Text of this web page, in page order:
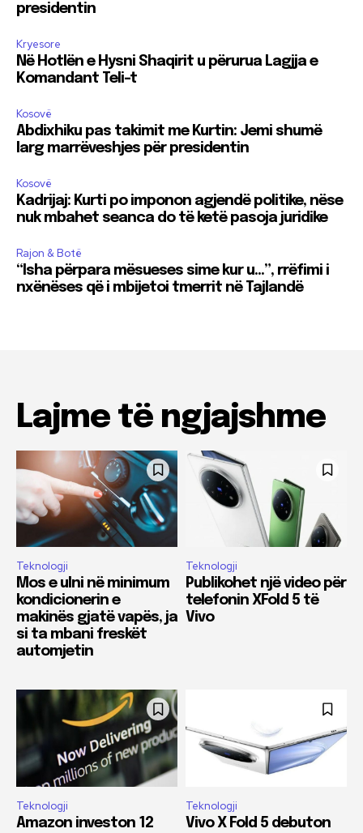
presidentin
Kryesore
Në Hotlën e Hysni Shaqirit u përurua Lagjja e
Komandant Teli-t
Kosovë
Abdixhiku pas takimit me Kurtin: Jemi shumë
larg marrëveshjes për presidentin
Kosovë
Kadrijaj: Kurti po imponon agjendë politike, nëse
nuk mbahet seanca do të ketë pasoja juridike
Rajon & Botë
“Isha përpara mësueses sime kur u…”, rrëfimi i
nxënëses që i mbijetoi tmerrit në Tajlandë
Lajme të ngjajshme
Teknologji
Mos e ulni në minimum
kondicionerin e
makinës gjatë vapës, ja
si ta mbani freskët
automjetin
Teknologji
Publikohet një video për
telefonin XFold 5 të
Vivo
Teknologji
Amazon investon 12
Teknologji
Vivo X Fold 5 debuton